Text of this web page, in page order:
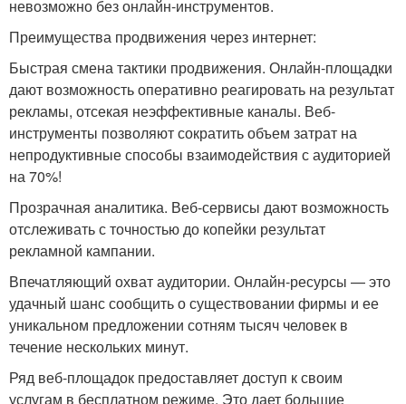
невозможно без онлайн-инструментов.
Преимущества продвижения через интернет:
Быстрая смена тактики продвижения. Онлайн-площадки
дают возможность оперативно реагировать на результат
рекламы, отсекая неэффективные каналы. Веб-
инструменты позволяют сократить объем затрат на
непродуктивные способы взаимодействия с аудиторией
на 70%!
Прозрачная аналитика. Веб-сервисы дают возможность
отслеживать с точностью до копейки результат
рекламной кампании.
Впечатляющий охват аудитории. Онлайн-ресурсы — это
удачный шанс сообщить о существовании фирмы и ее
уникальном предложении сотням тысяч человек в
течение нескольких минут.
Ряд веб-площадок предоставляет доступ к своим
услугам в бесплатном режиме. Это дает большие